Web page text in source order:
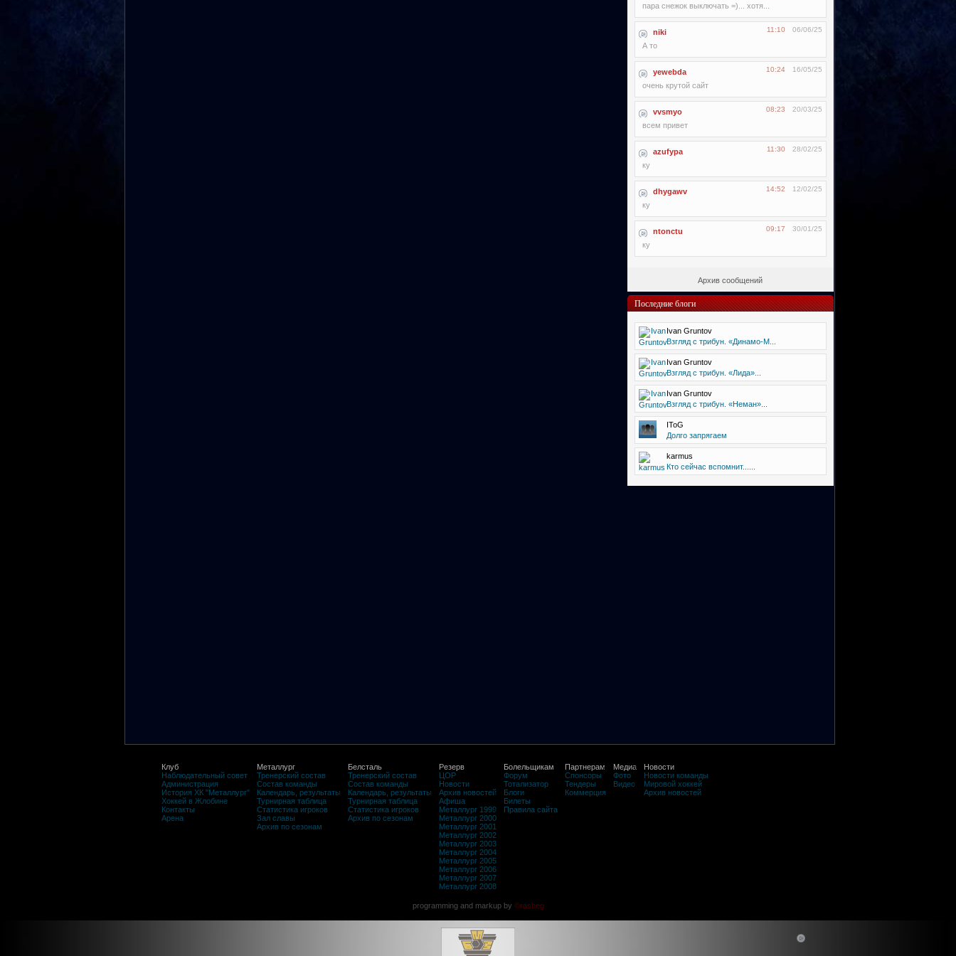
пара снежок выключать =)... хотя...
niki 06/06/25
11:10
А то
yewebda 16/05/25
10:24
очень крутой сайт
vvsmyo 20/03/25
08:23
всем привет
azufypa 28/02/25
11:30
ку
dhygawv 12/02/25
14:52
ку
ntonctu 30/01/25
09:17
ку
Архив сообщений
Последние блоги
Ivan Gruntov
Взгляд с трибун. «Динамо-М...
Ivan Gruntov
Взгляд с трибун. «Лида»...
Ivan Gruntov
Взгляд с трибун. «Неман»...
IToG
Долго запрягаем
karmus
Кто сейчас вспомнит......
Клуб
Наблюдательный совет
Администрация
История ХК "Металлург"
Хоккей в Жлобине
Контакты
Арена
Металлург
Тренерский состав
Состав команды
Календарь, результаты
Турнирная таблица
Статистика игроков
Зал славы
Архив по сезонам
Белсталь
Тренерский состав
Состав команды
Календарь, результаты
Турнирная таблица
Статистика игроков
Архив по сезонам
Резерв
ЦОР
Новости
Архив новостей
Афиша
Металлург 1999
Металлург 2000
Металлург 2001
Металлург 2002
Металлург 2003
Металлург 2004
Металлург 2005
Металлург 2006
Металлург 2007
Металлург 2008
Болельщикам
Форум
Тотализатор
Блоги
Билеты
Правила сайта
Партнерам
Спонсоры
Тендеры
Коммерция
Медиа
Фото
Видео
Новости
Новости команды
Мировой хоккей
Архив новостей
programming and markup by ©rasheg